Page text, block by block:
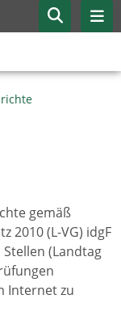
gemäß
2010 (L-VG) idgF
(Landtag
Internet zu